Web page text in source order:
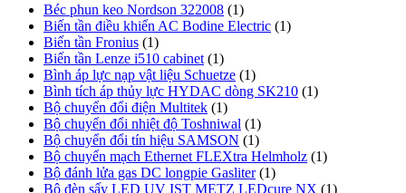
Béc phun keo Nordson 322008 (1)
Biến tần điều khiển AC Bodine Electric (1)
Biến tần Fronius (1)
Biến tần Lenze i510 cabinet (1)
Bình áp lực nạp vật liệu Schuetze (1)
Bình tích áp thủy lực HYDAC dòng SK210 (1)
Bộ chuyển đổi điện Multitek (1)
Bộ chuyển đổi nhiệt độ Toshniwal (1)
Bộ chuyển đổi tín hiệu SAMSON (1)
Bộ chuyển mạch Ethernet FLEXtra Helmholz (1)
Bộ đánh lửa gas DC longpie Gasliter (1)
Bộ đèn sấy LED UV IST METZ LEDcure NX (1)